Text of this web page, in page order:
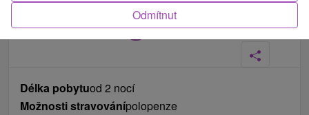
Fotografie od zákazníků+6
Délka pobytuod 2 nocí
Možnosti stravovánípolopenze
Odmítnut